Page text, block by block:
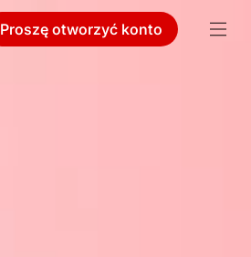
Proszę otworzyć konto